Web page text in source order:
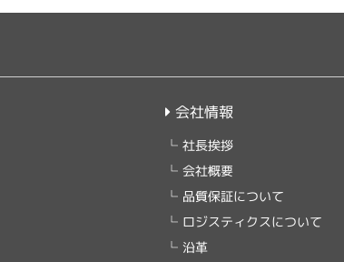
会社情報
社長挨拶
会社概要
品質保証について
ロジスティクスについて
沿革